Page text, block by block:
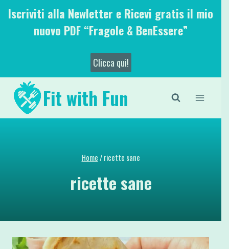
SaltaIscriviti alla Newletter e Ricevi gratis il mio
nuovo PDF “Fragole & BenEssere”
Clicca qui!
Fit with Fun
Home/ ricette sane
ricette sane